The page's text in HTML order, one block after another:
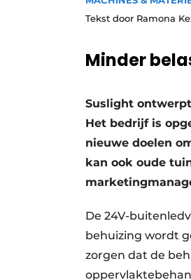
Save the
Vacatures
Tekst door Ramona
Minder
Suslight
Het bedrijf is
nieuwe doelen
kan ook oude
De 24V-
behuizing wordt
zorgen dat de